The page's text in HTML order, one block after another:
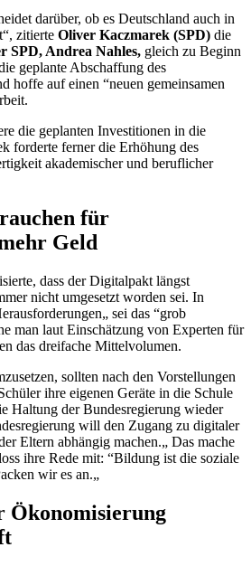
darüber, ob es Deutschland auch in
zitierte Oliver Kaczmarek (SPD) die
SPD, Andrea Nahles, gleich zu Beginn
geplante Abschaffung des
hoffe auf einen “neuen gemeinsamen
die geplanten Investitionen in die
forderte ferner die Erhöhung des
akademischer und beruflicher
für
Geld
dass der Digitalpakt längst
nicht umgesetzt worden sei. In
sei das “grob
man laut Einschätzung von Experten für
das dreifache Mittelvolumen.
sollten nach den Vorstellungen
ihre eigenen Geräte in die Schule
Haltung der Bundesregierung wieder
will den Zugang zu digitaler
Eltern abhängig machen.„ Das mache
ihre Rede mit: “Bildung ist die soziale
wir es an.„